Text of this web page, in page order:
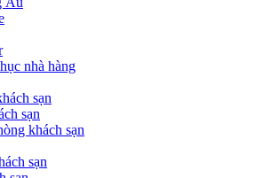
nhà hàng
sạn
sạn
khách sạn
sạn